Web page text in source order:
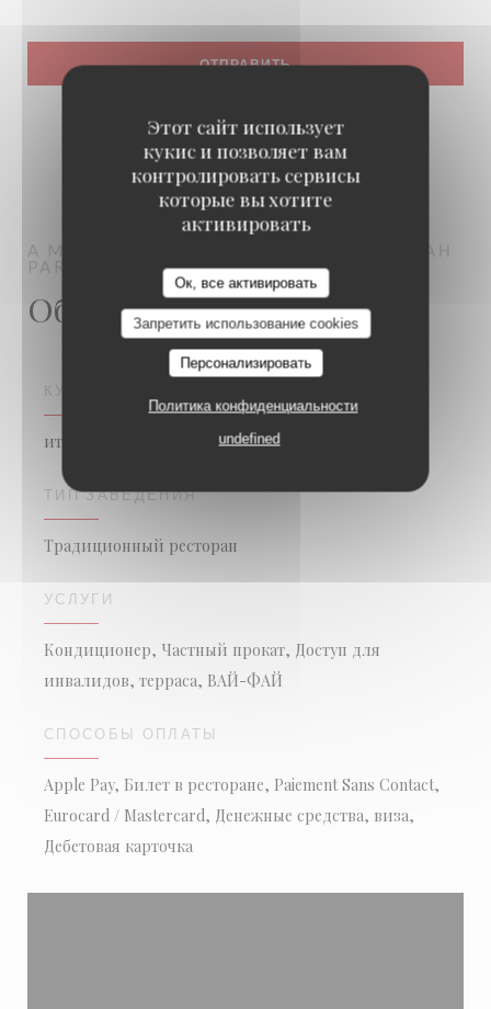
Этот сайт использует
кукис и позволяет вам
контролировать сервисы
которые вы хотите
активировать
Ок, все активировать
Запретить использование cookies
Персонализировать
Политика конфиденциальности
undefined
A MODO MIO
ТРАДИЦИОННЫЙ РЕСТОРАН
PARIS
Общая информация
КУХНЯ
итальянский
ТИП ЗАВЕДЕНИЯ
Традиционный ресторан
УСЛУГИ
Кондиционер, Частный прокат, Доступ для
инвалидов, терраса, ВАЙ-ФАЙ
СПОСОБЫ ОПЛАТЫ
Apple Pay, Билет в ресторане, Paiement Sans Contact,
Eurocard / Mastercard, Денежные средства, виза,
Дебетовая карточка